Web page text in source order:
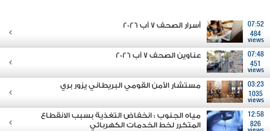
07:52
484
views
أسرار الصحف 7 آب 2026
07:48
451
views
عناوين الصحف 7 آب 2026
03:23
1035
views
مستشار الأمن القومي البريطاني يزور بري
12:58
826
مياه الجنوب : انخفاض التغذية بسبب الانقطاع
المتكرر لخط الخدمات الكهربائي